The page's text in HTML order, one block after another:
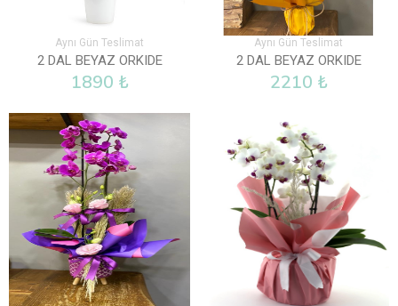
Aynı Gün Teslimat
2 DAL BEYAZ ORKIDE
1890 ₺
Aynı Gün Teslimat
2 DAL BEYAZ ORKIDE
2210 ₺